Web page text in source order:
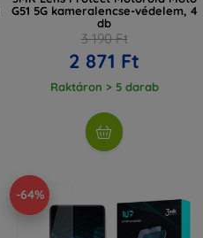
G51 5G kameralencse-védelem, 4
db
3 190 Ft
2 871 Ft
Raktáron > 5 darab
-64%